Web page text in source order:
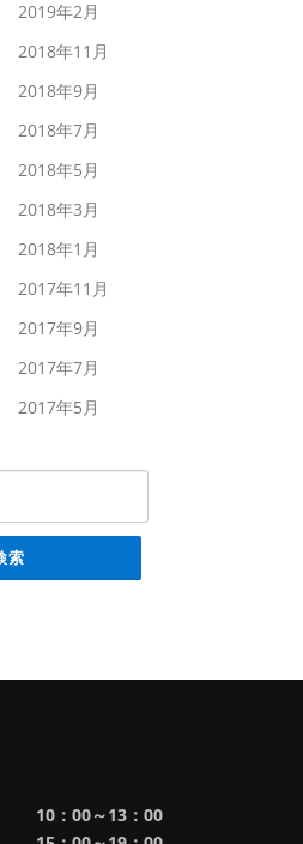
2019年2月
2018年11月
2018年9月
2018年7月
2018年5月
2018年3月
2018年1月
2017年11月
2017年9月
2017年7月
2017年5月
10：00～13：00